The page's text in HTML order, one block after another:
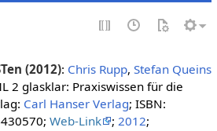
(2012): Chris Rupp, Stefan Queins
2 glasklar: Praxiswissen für die
Carl Hanser Verlag; ISBN:
Web-Link ; 2012;